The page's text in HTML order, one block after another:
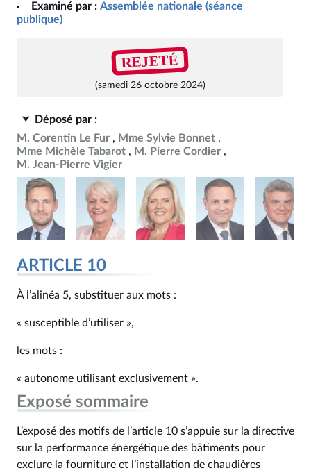
Examiné par : Assemblée nationale (séance
publique)
REJETÉ
(samedi 26 octobre 2024)
Déposé par :
M. Corentin Le Fur
Mme Sylvie Bonnet
Mme Michèle Tabarot
M. Pierre Cordier
M. Jean-Pierre Vigier
ARTICLE 10
À l’alinéa 5, substituer aux mots :
« susceptible d’utiliser »,
les mots :
« autonome utilisant exclusivement ».
Exposé sommaire
L’exposé des motifs de l’article 10 s’appuie sur la directive
sur la performance énergétique des bâtiments pour
exclure la fourniture et l’installation de chaudières